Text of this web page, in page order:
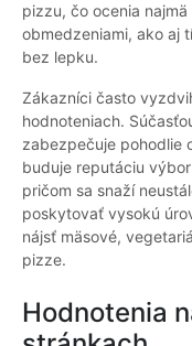
pizzu, čo ocenia
obmedzeniami, ako aj
bez lepku.
Zákazníci často
hodnoteniach.
zabezpečuje pohodlie
buduje reputáciu
pričom sa snaží
poskytovať vysokú
nájsť mäsové,
pizze.
Hodnotenia